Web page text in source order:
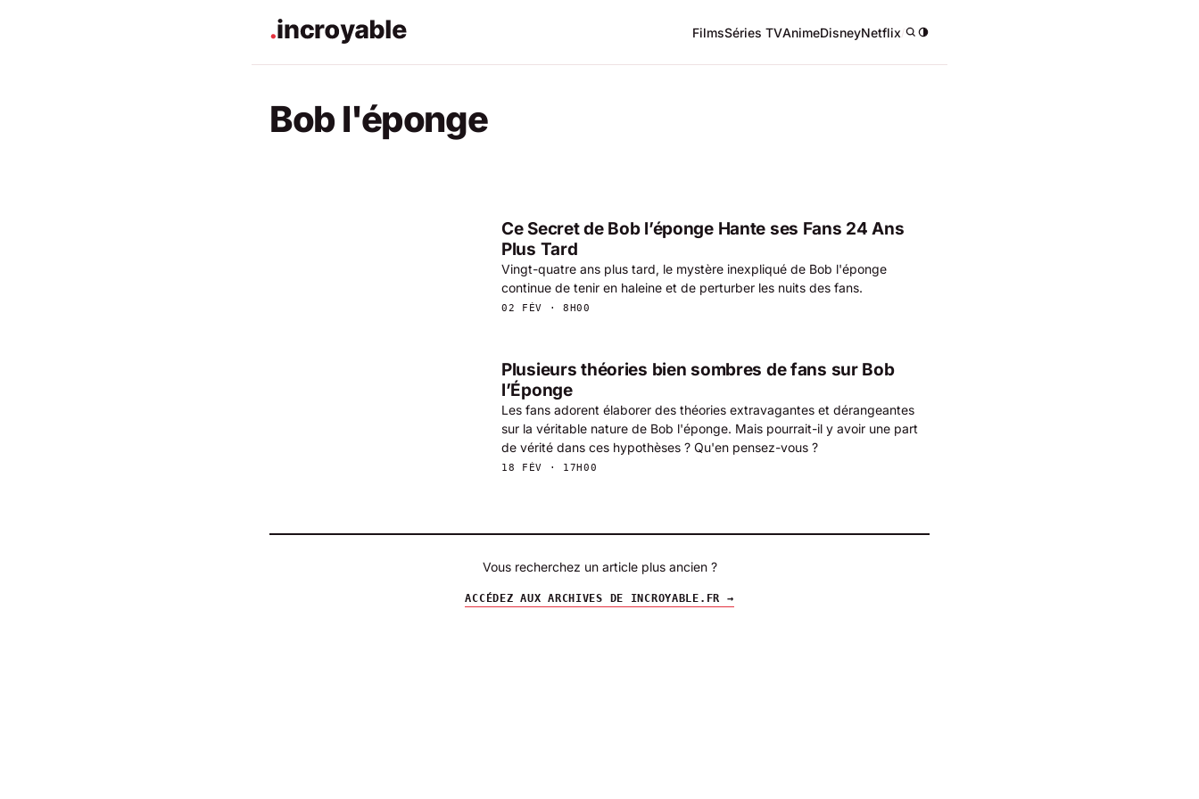
FilmsSéries TVAnimeDisneyNetflix/
Bob l'éponge
Ce Secret de Bob l’éponge Hante ses Fans 24 Ans
Plus Tard
Vingt-quatre ans plus tard, le mystère inexpliqué de Bob l'éponge
continue de tenir en haleine et de perturber les nuits des fans.
02 FÉV · 8H00
Plusieurs théories bien sombres de fans sur Bob
l’Éponge
Les fans adorent élaborer des théories extravagantes et dérangeantes
sur la véritable nature de Bob l'éponge. Mais pourrait-il y avoir une part
de vérité dans ces hypothèses ? Qu'en pensez-vous ?
18 FÉV · 17H00
Vous recherchez un article plus ancien ?
ACCÉDEZ AUX ARCHIVES DE INCROYABLE.FR →